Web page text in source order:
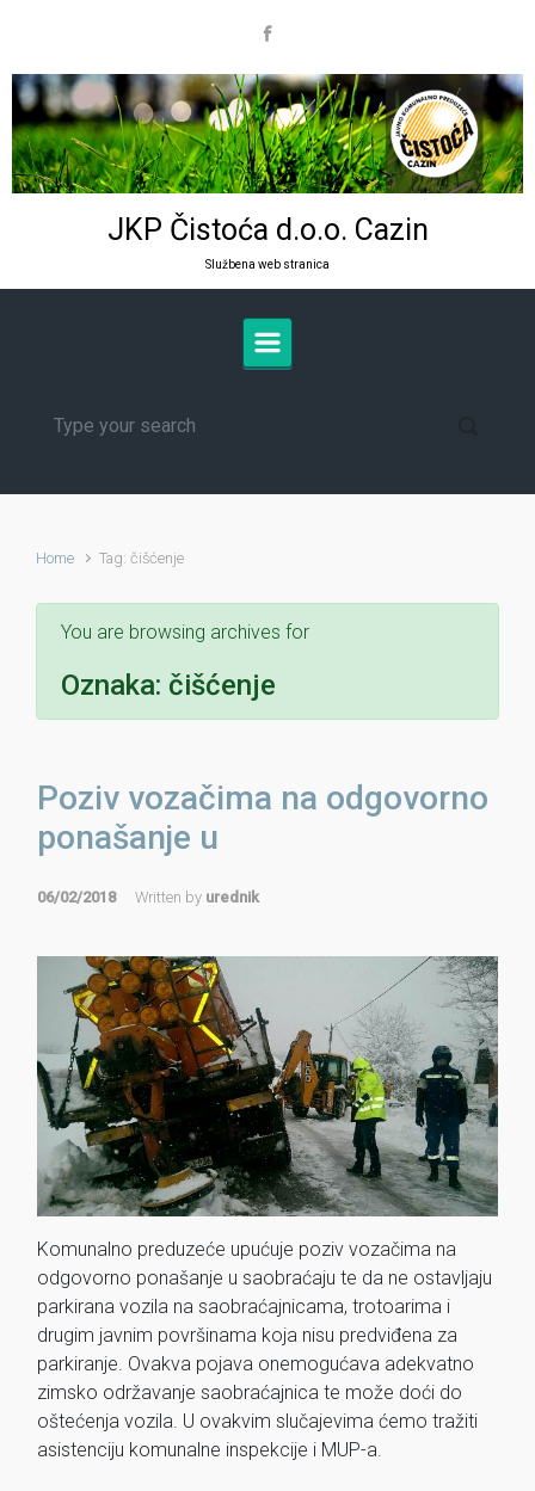
JKP Čistoća d.o.o. Cazin
Službena web stranica
Home Tag: čišćenje
You are browsing archives for
Oznaka: čišćenje
Poziv vozačima na odgovorno
ponašanje u
06/02/2018 Written by urednik
Komunalno preduzeće upućuje poziv vozačima na
odgovorno ponašanje u saobraćaju te da ne ostavljaju
parkirana vozila na saobraćajnicama, trotoarima i
drugim javnim površinama koja nisu predviđena za
parkiranje. Ovakva pojava onemogućava adekvatno
zimsko održavanje saobraćajnica te može doći do
oštećenja vozila. U ovakvim slučajevima ćemo tražiti
asistenciju komunalne inspekcije i MUP-a.